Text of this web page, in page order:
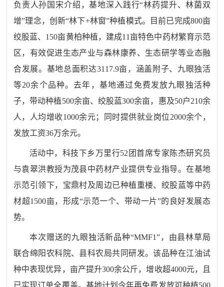
负责人孙国宋介绍，基地深入践行“林药提升、林菌双
增”理念，创新“林下+林窗”种植模式。目前已完成800亩
绞股蓝、 150亩黄柏种植，建成11 亩特色中药材繁育示范
区，有效促进生态产业与森林康养、生态研学等业态融
合发展。基地总面积达3117.9亩，涵盖附子、九眼独活
等20余个品种。去年，基地通过免费发放九眼独活种
子，带动种植500余亩、绞股蓝300余亩，惠及50户210余
人，人均增收1000余元；同时提供就业岗位2000余个，
发放工资36万余元。
活动中，科技下乡万里行52 团首席专家陈杰研究员
与袁翠洪教授为茂县中药材产业提供专业指导。在基地
示范引领下，宝鼎村及周边已种植重楼、绞股蓝等中药
材超1500亩，形成“示范一个、带动一片”的良好发展态
势。
本次赠送的九眼独活新品种“MMF1”，由县林草局
联合绵阳农科院、县科农局共同研发。该品种在江油试
种中表现优异，亩产提升300余公斤，增收超4000元，且